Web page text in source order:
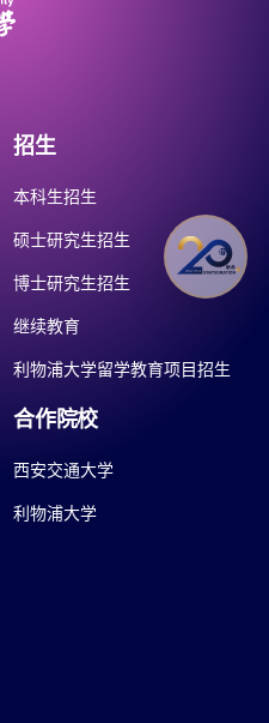
招生
本科生招生
硕士研究生招生
博士研究生招生
继续教育
利物浦大学留学教育项目招生
合作院校
西安交通大学
利物浦大学